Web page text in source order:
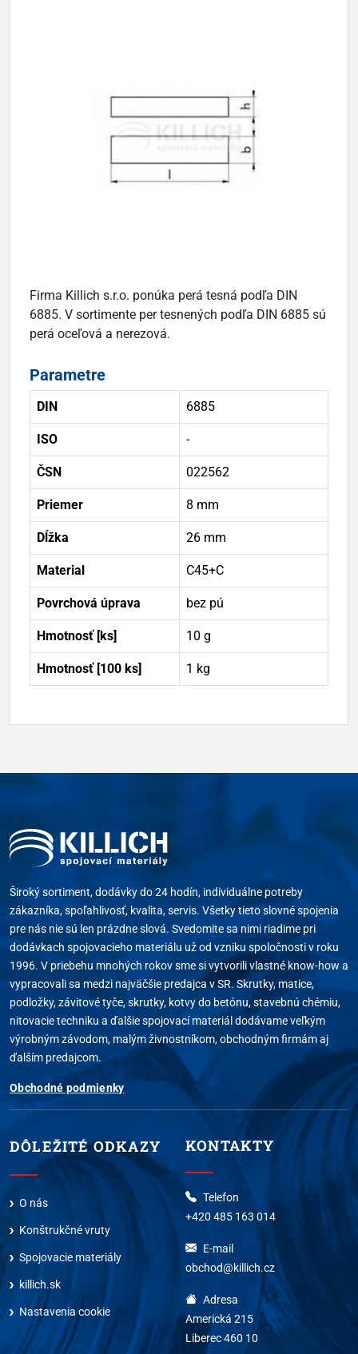
Firma Killich s.r.o. ponúka perá tesná podľa DIN
6885. V sortimente per tesnených podľa DIN 6885 sú
perá oceľová a nerezová.
Parametre
DIN 6885
ISO -
ČSN 022562
Priemer 8 mm
Dĺžka 26 mm
Material C45+C
Povrchová úprava bez pú
Hmotnosť [ks] 10 g
Hmotnosť [100 ks] 1 kg
Široký sortiment, dodávky do 24 hodín, individuálne potreby
zákazníka, spoľahlivosť, kvalita, servis. Všetky tieto slovné spojenia
pre nás nie sú len prázdne slová. Svedomite sa nimi riadime pri
dodávkach spojovacieho materiálu už od vzniku spoločnosti v roku
1996. V priebehu mnohých rokov sme si vytvorili vlastné know-how a
vypracovali sa medzi najväčšie predajca v SR. Skrutky, matice,
podložky, závitové tyče, skrutky, kotvy do betónu, stavebnú chémiu,
nitovacie techniku a ďalšie spojovací materiál dodávame veľkým
výrobným závodom, malým živnostníkom, obchodným firmám aj
ďalším predajcom.
Obchodné podmienky
DÔLEŽITÉ ODKAZY
O nás
Konštrukčné vruty
Spojovacie materiály
killich.sk
Nastavenia cookie
KONTAKTY
Telefon
+420 485 163 014
E-mail
obchod@killich.cz
Adresa
Americká 215
Liberec 460 10